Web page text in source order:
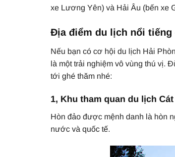
xe Lương Yên) và Hải Âu (bến xe
Địa điểm du lịch nổi tiếng
Nếu bạn có cơ hội du lịch Hải
là một trải nghiệm vô vùng thú vị.
tới ghé thăm nhé:
1, Khu tham quan du lịch Cát
Hòn đảo được mệnh danh là hòn
nước và quốc tế.